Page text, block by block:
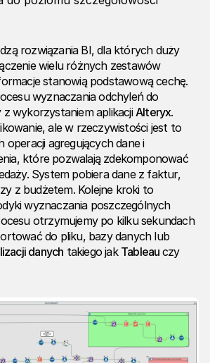
rozwiązania BI, dla których duży
wielu różnych zestawów
stanowią podstawową cechę.
wyznaczania odchyleń do
wykorzystaniem aplikacjiAlteryx.
ale w rzeczywistości jest to
operacji agregujących dane i
które pozwalają zdekomponować
System pobiera dane z faktur,
z budżetem. Kolejne kroki to
wyznaczania poszczególnych
otrzymujemy po kilku sekundach
do pliku, bazy danych lub
danych takiego jak Tableau czy